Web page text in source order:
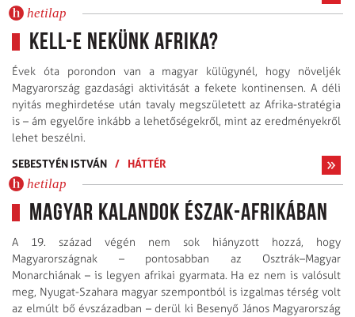
hetilap
Kell-e nekünk Afrika?
Évek óta porondon van a magyar külügynél, hogy növeljék
Magyarország gazdasági aktivitását a fekete kontinensen. A déli
nyitás meghirdetése után tavaly megszületett az Afrika-stratégia
is – ám egyelőre inkább a lehetőségekről, mint az eredményekről
lehet beszélni.
SEBESTYÉN ISTVÁN / HÁTTÉR
hetilap
Magyar kalandok Észak-Afrikában
A 19. század végén nem sok hiányzott hozzá, hogy
Magyarországnak – pontosabban az Osztrák–Magyar
Monarchiának – is legyen afrikai gyarmata. Ha ez nem is valósult
meg, Nyugat-Szahara magyar szempontból is izgalmas térség volt
az elmúlt bő évszázadban – derül ki Besenyő János Magyarország